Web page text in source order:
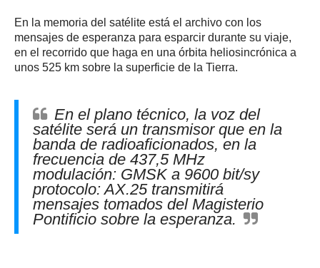
En la memoria del satélite está el archivo con los
mensajes de esperanza para esparcir durante su viaje,
en el recorrido que haga en una órbita heliosincrónica a
unos 525 km sobre la superficie de la Tierra.
En el plano técnico, la voz del
satélite será un transmisor que en la
banda de radioaficionados, en la
frecuencia de 437,5 MHz
modulación: GMSK a 9600 bit/sy
protocolo: AX.25 transmitirá
mensajes tomados del Magisterio
Pontificio sobre la esperanza.